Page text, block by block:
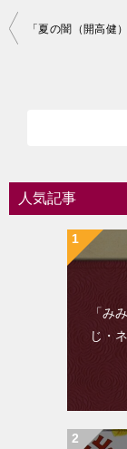
投
シ人気記事
「み
じ・